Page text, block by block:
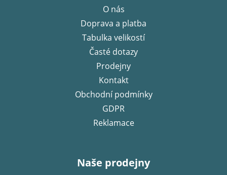
O nás
Doprava a platba
Tabulka velikostí
Časté dotazy
Prodejny
Kontakt
Obchodní podmínky
GDPR
Reklamace
Naše prodejny